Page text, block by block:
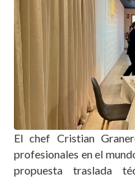
El chef Cristian
profesionales en el
propuesta traslada